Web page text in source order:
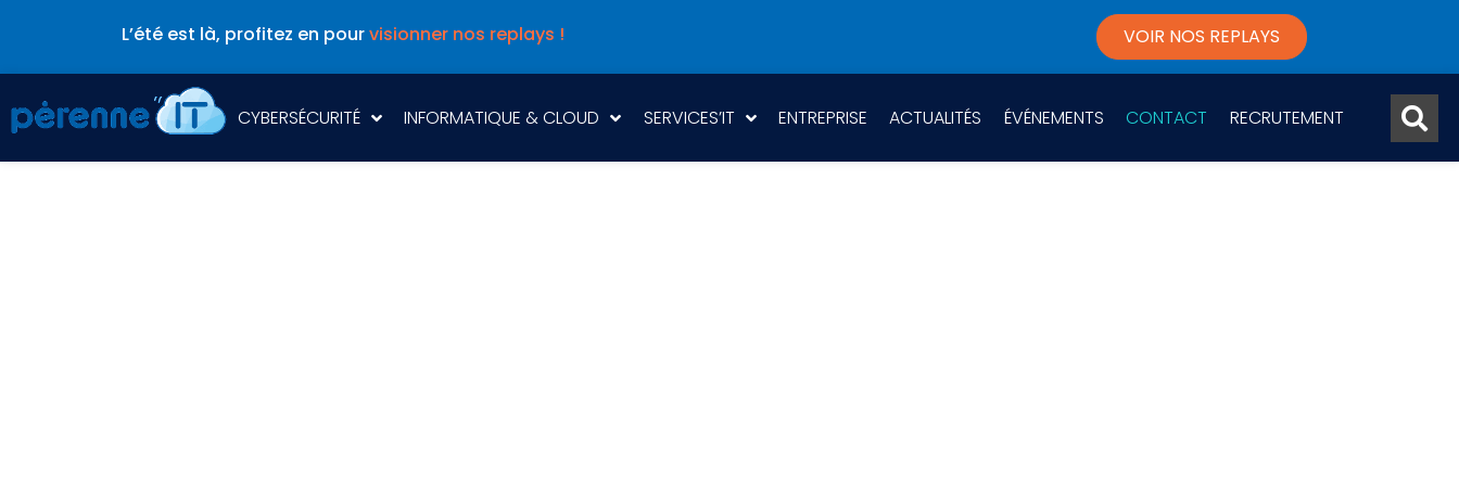
L’été est là, profitez en pourvisionner nos replays ! VOIR NOS REPLAYS
CYBERSÉCURITÉ INFORMATIQUE & CLOUD SERVICES’IT ENTREPRISE ACTUALITÉS ÉVÉNEMENTS CONTACT RECRUTEMENT